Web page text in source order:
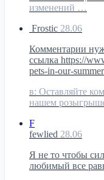
изменений …
Frostic 28.06
Комментарии
ссылка https://
pets-in-our-
в: Оставляйте
нашем
F
fewlied 28.06
Я не то чтобы
любимый все